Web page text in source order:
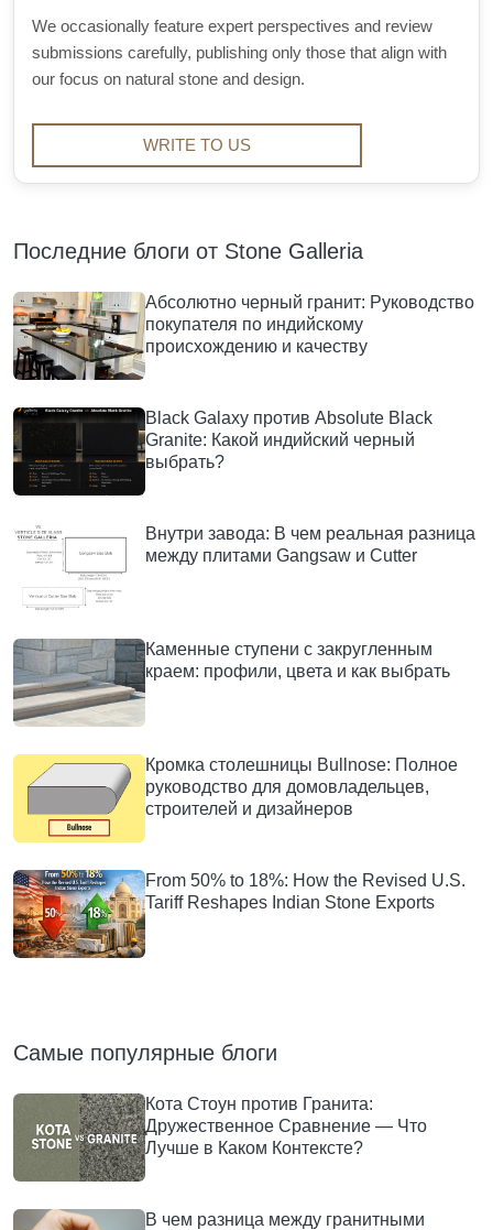
We occasionally feature expert perspectives and review
submissions carefully, publishing only those that align with
our focus on natural stone and design.
WRITE TO US
Последние блоги от Stone Galleria
Абсолютно черный гранит: Руководство
покупателя по индийскому
происхождению и качеству
Black Galaxy против Absolute Black
Granite: Какой индийский черный
выбрать?
Внутри завода: В чем реальная разница
между плитами Gangsaw и Cutter
Каменные ступени с закругленным
краем: профили, цвета и как выбрать
Кромка столешницы Bullnose: Полное
руководство для домовладельцев,
строителей и дизайнеров
From 50% to 18%: How the Revised U.S.
Tariff Reshapes Indian Stone Exports
Самые популярные блоги
Кота Стоун против Гранита:
Дружественное Сравнение — Что
Лучше в Каком Контексте?
В чем разница между гранитными